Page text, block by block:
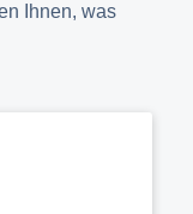
Ihnen, was